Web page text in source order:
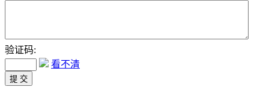
验证码:
看不清